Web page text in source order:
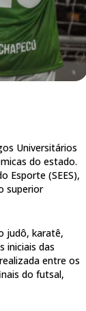
Universitários
do estado.
Esporte (SEES),
superior
judô, karatê,
iniciais das
entre os
do futsal,